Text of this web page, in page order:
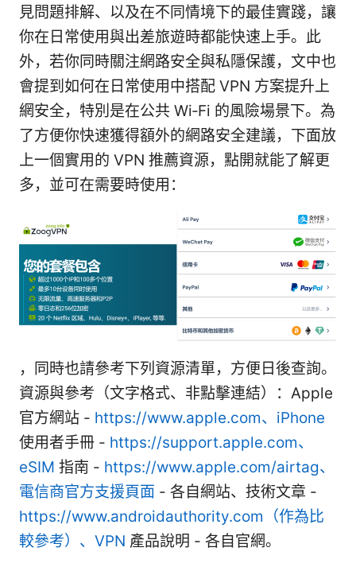
見問題排解、以及在不同情境下的最佳實踐，讓
你在日常使用與出差旅遊時都能快速上手。此
外，若你同時關注網路安全與私隱保護，文中也
會提到如何在日常使用中搭配 VPN 方案提升上
網安全，特別是在公共 Wi‑Fi 的風險場景下。為
了方便你快速獲得額外的網路安全建議，下面放
上一個實用的 VPN 推薦資源，點開就能了解更
多，並可在需要時使用：
，同時也請參考下列資源清單，方便日後查詢。
資源與參考（文字格式、非點擊連結）：Apple
官方網站 - https://www.apple.com、iPhone
使用者手冊 - https://support.apple.com、
eSIM 指南 - https://www.apple.com/airtag、
電信商官方支援頁面 - 各自網站、技術文章 -
https://www.androidauthority.com（作為比
較參考）、VPN 產品說明 - 各自官網。